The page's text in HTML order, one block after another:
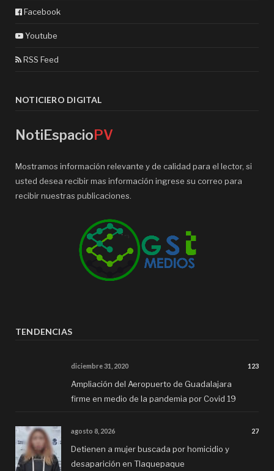
Facebook
Youtube
RSS Feed
NOTICIERO DIGITAL
NotiEspacioPV
Mostramos información relevante y de calidad para el lector, si
usted desea recibir mas información ingrese su correo para
recibir nuestras publicaciones.
TENDENCIAS
diciembre 31, 2020 123
Ampliación del Aeropuerto de Guadalajara
firme en medio de la pandemia por Covid 19
agosto 8, 2026 27
Detienen a mujer buscada por homicidio y
desaparición en Tlaquepaque